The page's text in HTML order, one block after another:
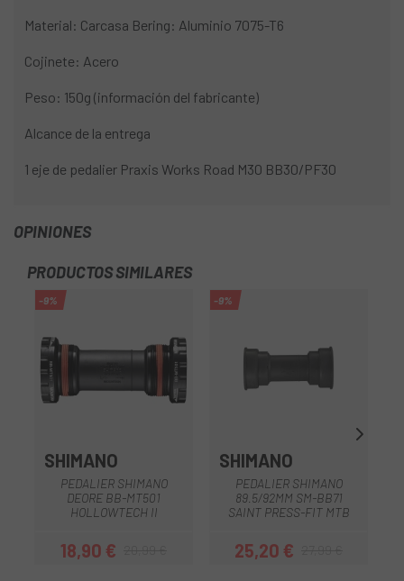
Material: Carcasa Bering: Aluminio 7075-T6
Cojinete: Acero
Peso: 150g (información del fabricante)
Alcance de la entrega
1 eje de pedalier Praxis Works Road M30 BB30/PF30
OPINIONES
PRODUCTOS SIMILARES
-9%
SHIMANO
PEDALIER SHIMANO
DEORE BB-MT501
HOLLOWTECH II
Precio
18,90 €Precio regular
-9%
SHIMANO
PEDALIER SHIMANO
89.5/92MM SM-BB71
SAINT PRESS-FIT MTB
Precio
25,20 €Precio regular